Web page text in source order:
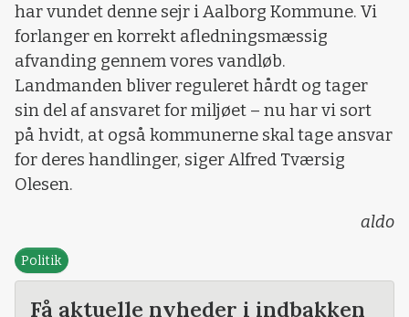
har vundet denne sejr i Aalborg Kommune. Vi
forlanger en korrekt afledningsmæssig
afvanding gennem vores vandløb.
Landmanden bliver reguleret hårdt og tager
sin del af ansvaret for miljøet – nu har vi sort
på hvidt, at også kommunerne skal tage ansvar
for deres handlinger, siger Alfred Tværsig
Olesen.
aldo
Politik
Få aktuelle nyheder i indbakken